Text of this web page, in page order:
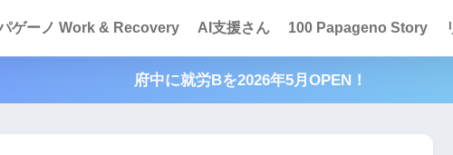
ゲーノ Work & Recovery AI支援さん 100 Papageno Story
府中に就労Bを2026年5月OPEN！